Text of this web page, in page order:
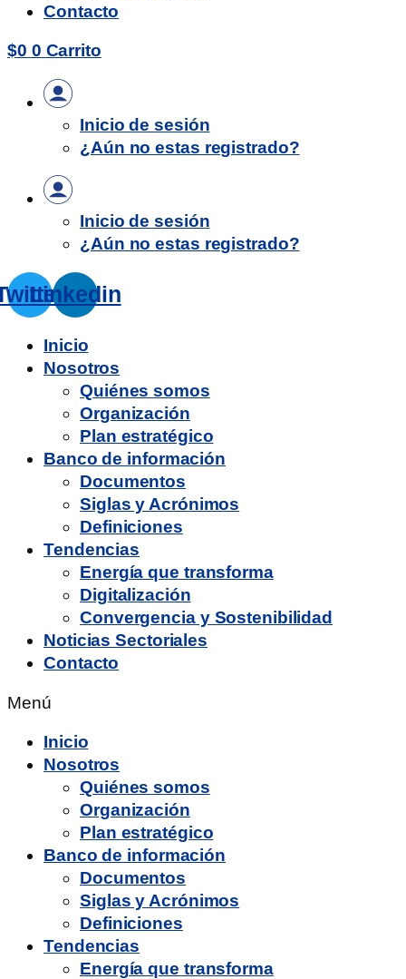
Contacto
$0 0 Carrito
Inicio de sesión
¿Aún no estas registrado?
Inicio de sesión
¿Aún no estas registrado?
Linkedin
Inicio
Nosotros
Quiénes somos
Organización
Plan estratégico
Banco de información
Documentos
Siglas y Acrónimos
Definiciones
Tendencias
Energía que transforma
Digitalización
Convergencia y Sostenibilidad
Noticias Sectoriales
Contacto
Menú
Inicio
Nosotros
Quiénes somos
Organización
Plan estratégico
Banco de información
Documentos
Siglas y Acrónimos
Definiciones
Tendencias
Energía que transforma